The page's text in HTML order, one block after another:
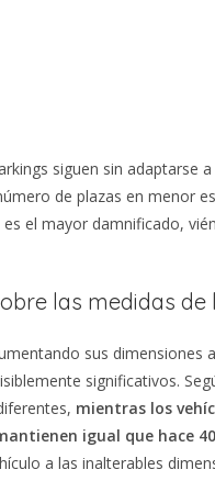
siguen sin adaptarse
de plazas en menor
es el mayor damnificado,
las medidas
sus dimensiones
significativos.
mientras los
igual que hace
a las inalterables